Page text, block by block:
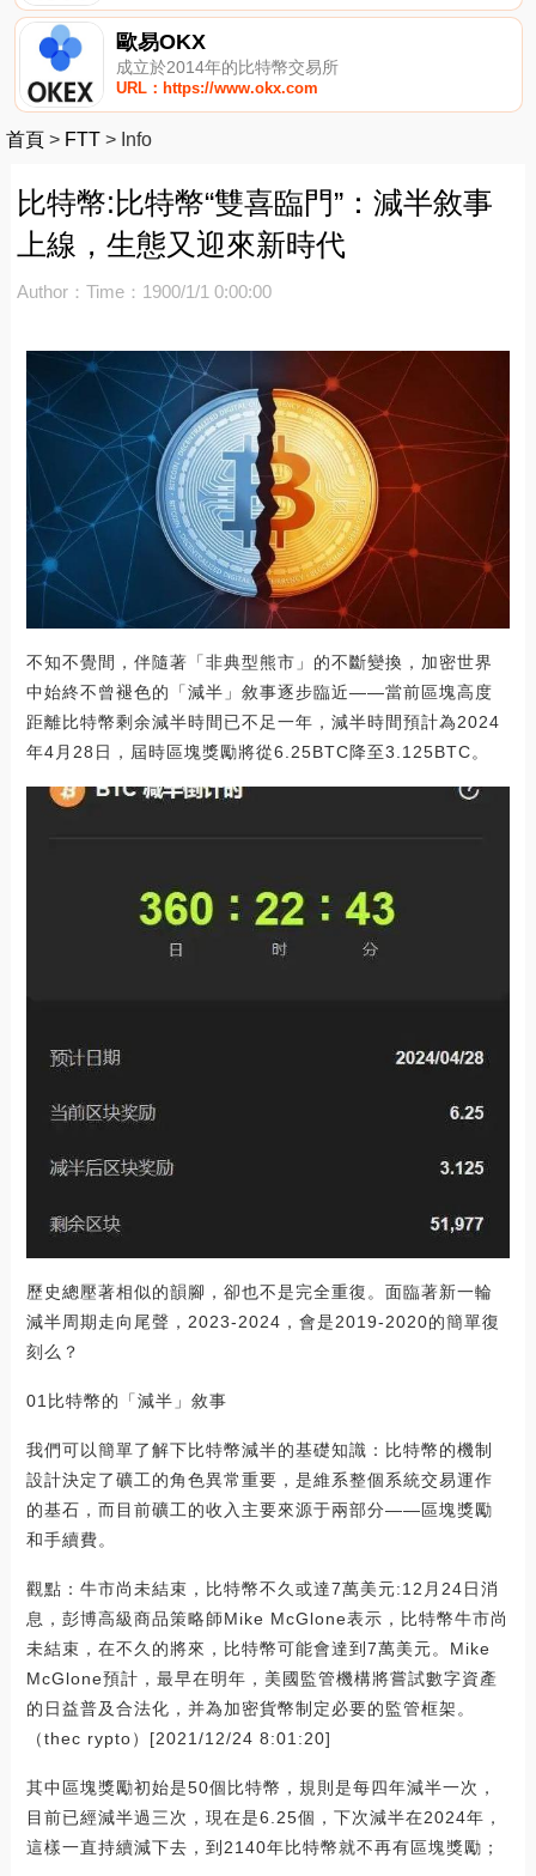
歐易OKX
成立於2014年的比特幣交易所
URL：https://www.okx.com
首頁 > FTT > Info
比特幣:比特幣“雙喜臨門”：減半敘事
上線，生態又迎來新時代
Author： Time：1900/1/1 0:00:00
不知不覺間，伴隨著「非典型熊市」的不斷變換，加密世界
中始終不曾褪色的「減半」敘事逐步臨近——當前區塊高度
距離比特幣剩余減半時間已不足一年，減半時間預計為2024
年4月28日，屆時區塊獎勵將從6.25BTC降至3.125BTC。
歷史總壓著相似的韻腳，卻也不是完全重復。面臨著新一輪
減半周期走向尾聲，2023-2024，會是2019-2020的簡單復
刻么？
01比特幣的「減半」敘事
我們可以簡單了解下比特幣減半的基礎知識：比特幣的機制
設計決定了礦工的角色異常重要，是維系整個系統交易運作
的基石，而目前礦工的收入主要來源于兩部分——區塊獎勵
和手續費。
觀點：牛市尚未結束，比特幣不久或達7萬美元:12月24日消
息，彭博高級商品策略師Mike McGlone表示，比特幣牛市尚
未結束，在不久的將來，比特幣可能會達到7萬美元。Mike
McGlone預計，最早在明年，美國監管機構將嘗試數字資產
的日益普及合法化，并為加密貨幣制定必要的監管框架。
（thec rypto）[2021/12/24 8:01:20]
其中區塊獎勵初始是50個比特幣，規則是每四年減半一次，
目前已經減半過三次，現在是6.25個，下次減半在2024年，
這樣一直持續減下去，到2140年比特幣就不再有區塊獎勵；